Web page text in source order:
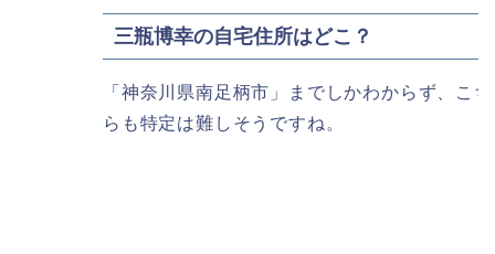
三瓶博幸の自宅住所はどこ？
「神奈川県南足柄市」までしかわからず、こち
らも特定は難しそうですね。